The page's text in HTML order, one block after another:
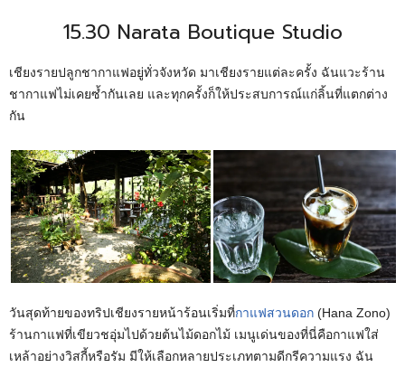
15.30 Narata Boutique Studio
เชียงรายปลูกชากาแฟอยู่ทั่วจังหวัด มาเชียงรายแต่ละครั้ง ฉันแวะร้าน
ชากาแฟไม่เคยซ้ำกันเลย และทุกครั้งก็ให้ประสบการณ์แก่ลิ้นที่แตกต่าง
กัน
วันสุดท้ายของทริปเชียงรายหน้าร้อนเริ่มที่กาแฟสวนดอก (Hana Zono)
ร้านกาแฟที่เขียวชอุ่มไปด้วยต้นไม้ดอกไม้ เมนูเด่นของที่นี่คือกาแฟใส่
เหล้าอย่างวิสกี้หรือรัม มีให้เลือกหลายประเภทตามดีกรีความแรง ฉัน